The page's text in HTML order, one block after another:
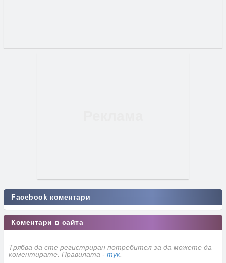
Facebook коментари
Коментари в сайта
Трябва да сте регистриран потребител за да можете да
коментирате. Правилата - тук